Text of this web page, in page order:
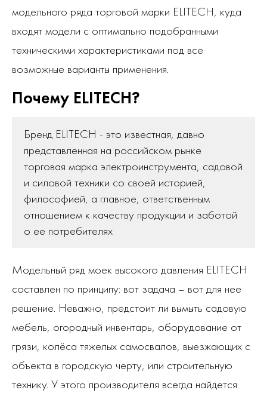
модельного ряда торговой марки ELITECH, куда
входят модели с оптимально подобранными
техническими характеристиками под все
возможные варианты применения.
Почему ELITECH?
Бренд ELITECH - это известная, давно
представленная на российском рынке
торговая марка электроинструмента, садовой
и силовой техники со своей историей,
философией, а главное, ответственным
отношением к качеству продукции и заботой
о ее потребителях
Модельный ряд моек высокого давления ELITECH
составлен по принципу: вот задача – вот для нее
решение. Неважно, предстоит ли вымыть садовую
мебель, огородный инвентарь, оборудование от
грязи, колёса тяжелых самосвалов, выезжающих с
объекта в городскую черту, или строительную
технику. У этого производителя всегда найдется